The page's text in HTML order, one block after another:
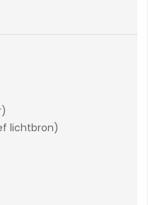
lichtbron)